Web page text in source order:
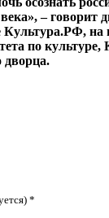
– говорит
Культура.РФ,
по
дворца.
*